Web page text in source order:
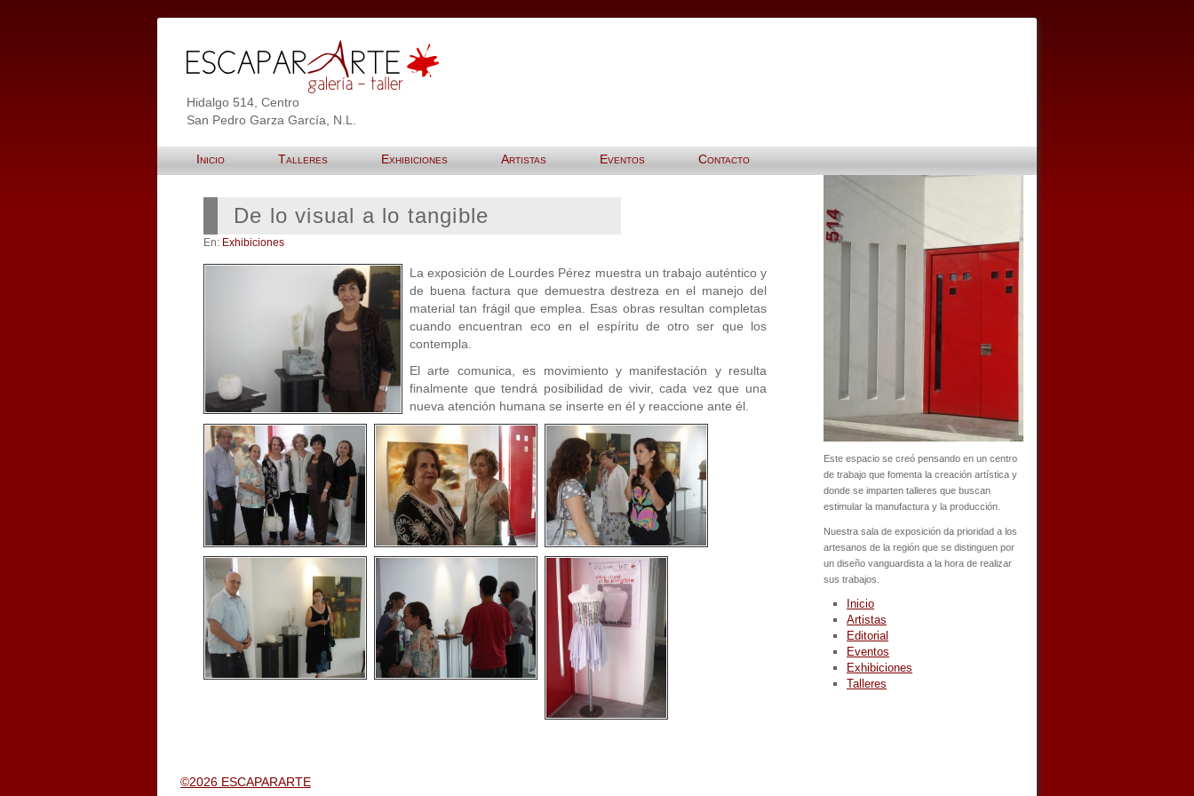
Hidalgo 514, Centro
San Pedro Garza García, N.L.
Inicio Talleres Exhibiciones Artistas Eventos Contacto
De lo visual a lo tangible
En: Exhibiciones
La exposición de Lourdes Pérez muestra un trabajo auténtico y
de buena factura que demuestra destreza en el manejo del
material tan frágil que emplea. Esas obras resultan completas
cuando encuentran eco en el espíritu de otro ser que los
contempla.
El arte comunica, es movimiento y manifestación y resulta
finalmente que tendrá posibilidad de vivir, cada vez que una
nueva atención humana se inserte en él y reaccione ante él.
Este espacio se creó pensando en un centro
de trabajo que fomenta la creación artística y
donde se imparten talleres que buscan
estimular la manufactura y la producción.
Nuestra sala de exposición da prioridad a los
artesanos de la región que se distinguen por
un diseño vanguardista a la hora de realizar
sus trabajos.
Inicio
Artistas
Editorial
Eventos
Exhibiciones
Talleres
©2026 ESCAPARARTE